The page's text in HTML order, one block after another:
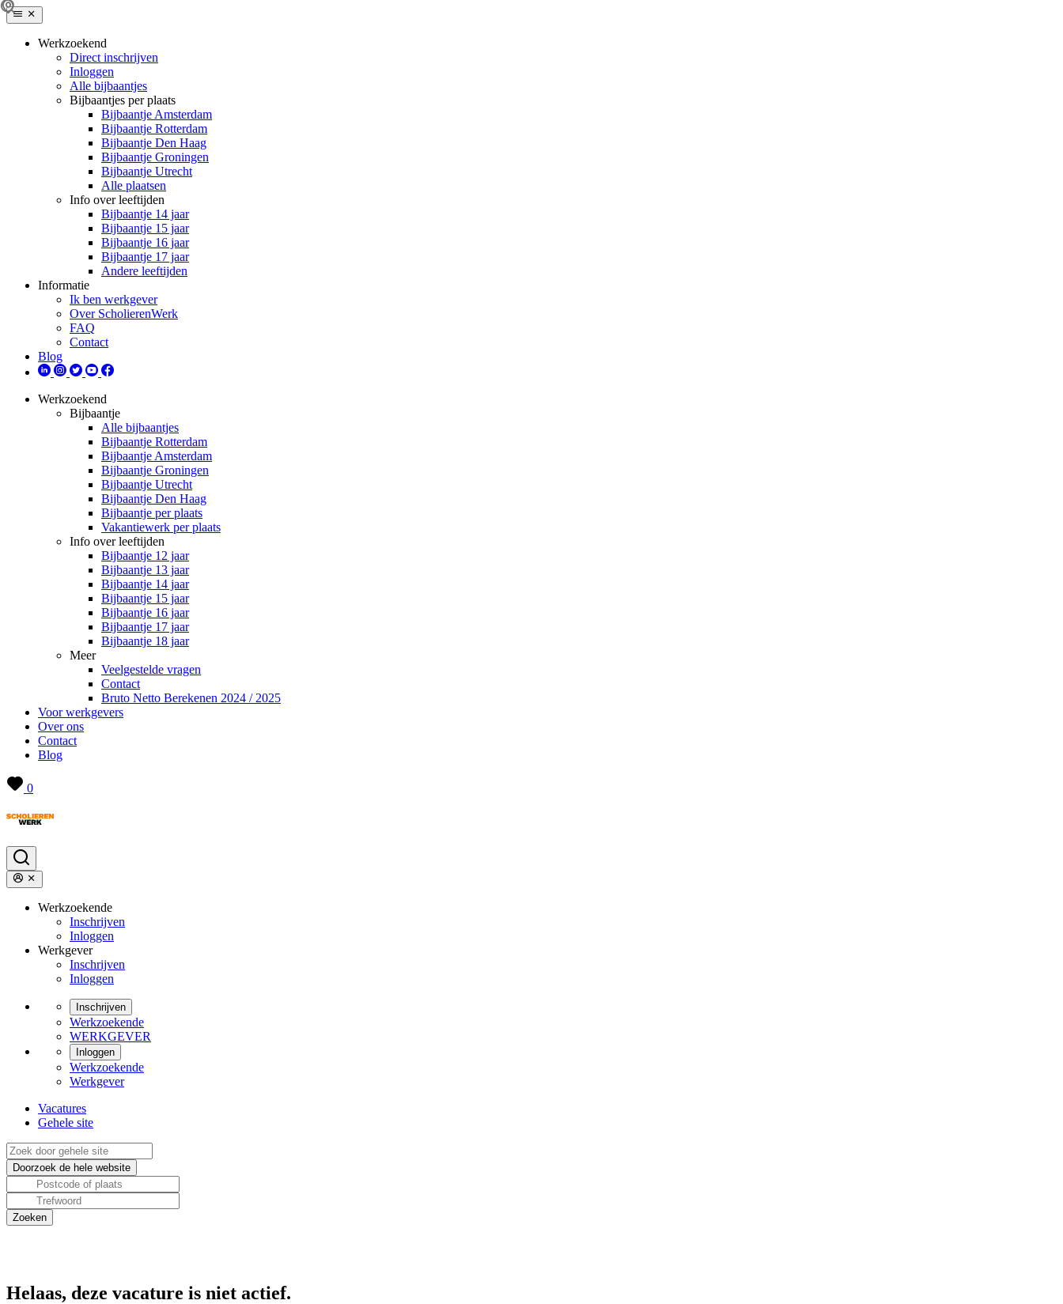
Werkzoekend
Direct inschrijven
Inloggen
Alle bijbaantjes
Bijbaantjes per plaats
Bijbaantje Amsterdam
Bijbaantje Rotterdam
Bijbaantje Den Haag
Bijbaantje Groningen
Bijbaantje Utrecht
Alle plaatsen
Info over leeftijden
Bijbaantje 14 jaar
Bijbaantje 15 jaar
Bijbaantje 16 jaar
Bijbaantje 17 jaar
Andere leeftijden
Informatie
Ik ben werkgever
Over ScholierenWerk
FAQ
Contact
Blog
Werkzoekend
Bijbaantje
Alle bijbaantjes
Bijbaantje Rotterdam
Bijbaantje Amsterdam
Bijbaantje Groningen
Bijbaantje Utrecht
Bijbaantje Den Haag
Bijbaantje per plaats
Vakantiewerk per plaats
Info over leeftijden
Bijbaantje 12 jaar
Bijbaantje 13 jaar
Bijbaantje 14 jaar
Bijbaantje 15 jaar
Bijbaantje 16 jaar
Bijbaantje 17 jaar
Bijbaantje 18 jaar
Meer
Veelgestelde vragen
Contact
Bruto Netto Berekenen 2024 / 2025
Voor werkgevers
Over ons
Contact
Blog
0
Werkzoekende
Inschrijven
Inloggen
Werkgever
Inschrijven
Inloggen
Inschrijven
Werkzoekende
WERKGEVER
Inloggen
Werkzoekende
Werkgever
Vacatures
Gehele site
Helaas, deze vacature is niet actief.